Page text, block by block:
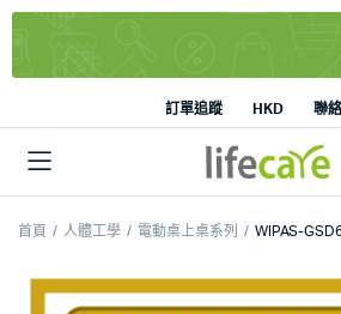
訂單追蹤 HKD 聯
首頁 人體工學 電動桌上桌系列 WIPAS-